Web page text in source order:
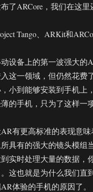
了ARCore，我们在这里
Tango、ARKit和
设备上的第一波强大的
这一领域，但仍然花费
小到能够安装到手机上
的手机，只为了这样一
有更高标准的表现意味
所具有的强大的镜头模
实时处理大量的数据，
这也就是为什么我们直
体验的手机的原因了。